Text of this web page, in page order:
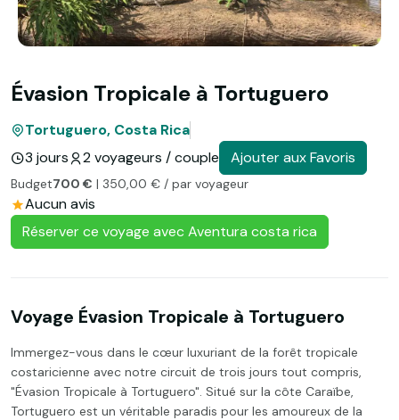
Évasion Tropicale à Tortuguero
Tortuguero, Costa Rica
3 jours
2 voyageurs / couple Ajouter aux Favoris
Budget700 € | 350,00 € / par voyageur
Aucun avis
Réserver ce voyage avec Aventura costa rica
Voyage Évasion Tropicale à Tortuguero
Immergez-vous dans le cœur luxuriant de la forêt tropicale
costaricienne avec notre circuit de trois jours tout compris,
"Évasion Tropicale à Tortuguero". Situé sur la côte Caraïbe,
Tortuguero est un véritable paradis pour les amoureux de la